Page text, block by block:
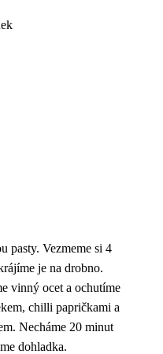
pasty. Vezmeme si 4
je na drobno.
vinný ocet a ochutíme
chilli papričkami a
Necháme 20 minut
dohladka.